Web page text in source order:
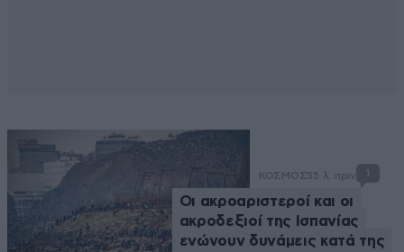
ΚΟΣΜΟΣ55 λ. πριν 1
Οι ακροαριστεροί και οι
ακροδεξιοί της Ισπανίας
ενώνουν δυνάμεις κατά της